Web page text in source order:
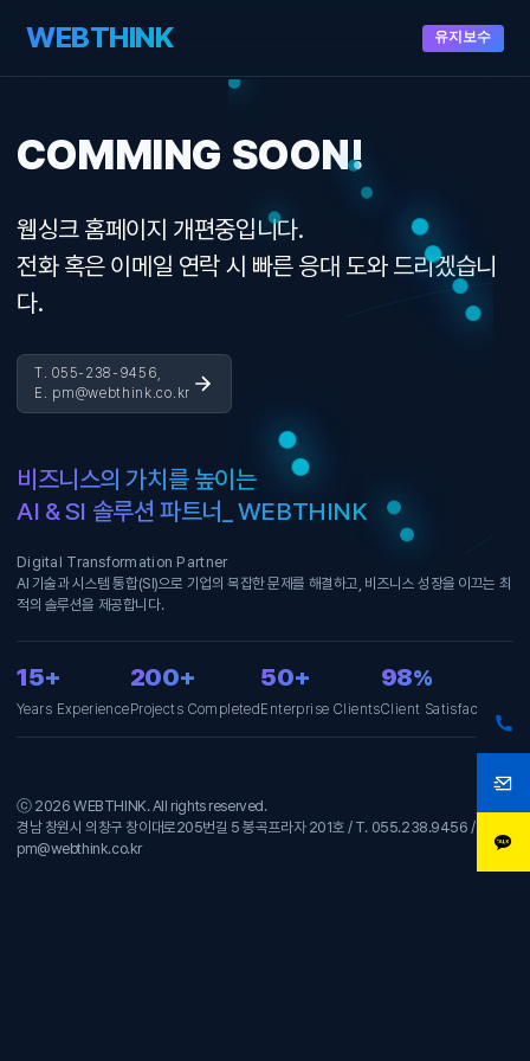
WEBTHINK 유지보수
COMMING SOON!
웹싱크 홈페이지 개편중입니다.
전화 혹은 이메일 연락 시 빠른 응대 도와 드리겠습니
다.
T. 055-238-9456,
E. pm@webthink.co.kr
비즈니스의 가치를 높이는
AI & SI 솔루션 파트너_ WEBTHINK
Digital Transformation Partner
AI 기술과 시스템 통합(SI)으로 기업의 복잡한 문제를 해결하고, 비즈니스 성장을 이끄는 최
적의 솔루션을 제공합니다.
15+
Years Experience
200+
Projects Completed
50+
Enterprise Clients
98%
Client Satisfaction
ⓒ 2026 WEBTHINK. All rights reserved.
경남 창원시 의창구 창이대로205번길 5 봉곡프라자 201호 / T. 055.238.9456 / E.
pm@webthink.co.kr